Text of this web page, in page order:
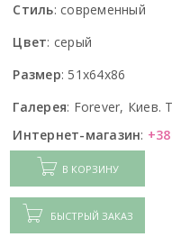
Стиль: современный
Цвет: серый
Размер: 51x64x86
Галерея: Forever, Киев.
Интернет-магазин:
В КОРЗИНУ
БЫСТРЫЙ ЗАКАЗ